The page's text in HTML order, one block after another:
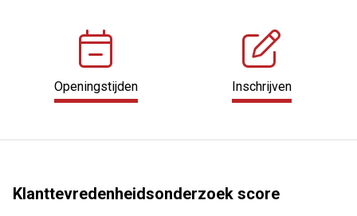
Openingstijden Inschrijven
Klanttevredenheidsonderzoek score